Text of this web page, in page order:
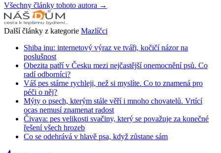
Všechny články tohoto autora →
Další články z kategorie Mazlíčci
Shiba inu: internetový výraz ve tváři, kočičí názor na
poslušnost
Obezita patří v Česku mezi nejčastější onemocnění psů. Co
radí odborníci?
Váš pes stárne rychleji, než si myslíte. Co to znamená pro
péči o něj?
Mýty o psech, kterým stále věří i mnoho chovatelů. Vrtící
ocas nemusí znamenat radost
Čivava: pes velikosti svačiny, který se považuje za konečné
řešení všech hrozeb
Co se odehrává v hlavě psa, když zůstane sám